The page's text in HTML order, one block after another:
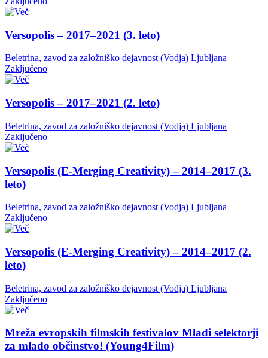
Versopolis – 2017–2021 (3. leto)
Beletrina, zavod za založniško dejavnost (Vodja) Ljubljana
Zaključeno
Versopolis – 2017–2021 (2. leto)
Beletrina, zavod za založniško dejavnost (Vodja) Ljubljana
Zaključeno
Versopolis (E-Merging Creativity) – 2014–2017 (3.
leto)
Beletrina, zavod za založniško dejavnost (Vodja) Ljubljana
Zaključeno
Versopolis (E-Merging Creativity) – 2014–2017 (2.
leto)
Beletrina, zavod za založniško dejavnost (Vodja) Ljubljana
Zaključeno
Mreža evropskih filmskih festivalov Mladi selektorji
za mlado občinstvo! (Young4Film)